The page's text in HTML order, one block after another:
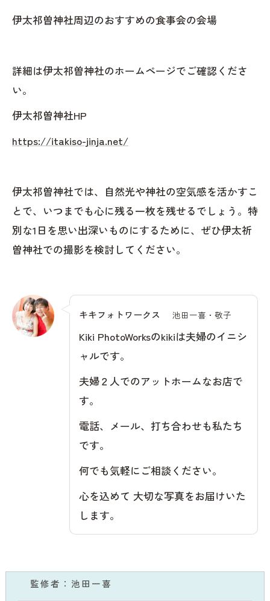
伊太祁曽神社周辺のおすすめの食事会の会場
詳細は伊太祁曽神社のホームページでご確認くださ
い。
伊太祁曽神社HP
https://itakiso-jinja.net/
伊太祁曽神社では、自然光や神社の空気感を活かすこ
とで、いつまでも心に残る一枚を残せるでしょう。特
別な1日を思い出深いものにするために、ぜひ伊太祈
曽神社での撮影を検討してください。
キキフォトワークス 池田一喜・敬子
Kiki PhotoWorksのkikiは夫婦のイニシ
ャルです。
夫婦２人でのアットホームなお店で
す。
電話、メール、打ち合わせも私たち
です。
何でも気軽にご相談ください。
心を込めて 大切な写真をお届けいた
します。
監修者：池田一喜